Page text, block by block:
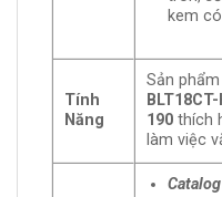
kem
Tính
Năng
Sản phẩm
190 thích
làm việc